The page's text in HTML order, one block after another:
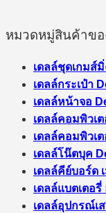
หมวดหมู่สินค้าขอ
เดลล์ชุดเกมส์
เดลล์กระเป๋า
เดลล์หน้าจอ
เดลล์คอมพิวเ
เดลล์คอมพิวเ
เดลล์โน๊ตบุค
เดลล์คีย์บอร์ด
เดลล์แบตเตอ
เดลล์อุปกรณ์เ